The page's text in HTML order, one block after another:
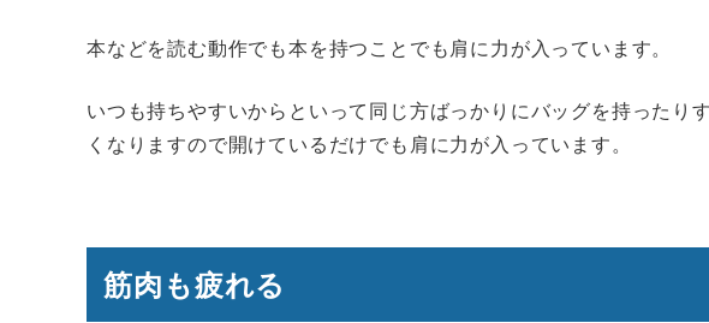
本などを読む動作でも本を持つことでも肩に力が入っています。
いつも持ちやすいからといって同じ方ばっかりにバッグを持ったり
くなりますので開けているだけでも肩に力が入っています。
筋肉も疲れる